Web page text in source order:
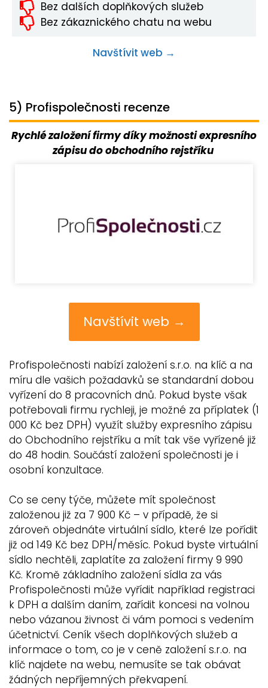
Bez dalších doplňkových služeb
Bez zákaznického chatu na webu
Navštívit web →
5) Profispolečnosti recenze
Rychlé založení firmy díky možnosti expresního
zápisu do obchodního rejstříku
Navštívit web →
Profispolečnosti nabízí založení s.r.o. na klíč a na
míru dle vašich požadavků se standardní dobou
vyřízení do 8 pracovních dnů. Pokud byste však
potřebovali firmu rychleji, je možné za příplatek (1
000 Kč bez DPH) využít služby expresního zápisu
do Obchodního rejstříku a mít tak vše vyřízené již
do 48 hodin. Součástí založení společnosti je i
osobní konzultace.
Co se ceny týče, můžete mít společnost
založenou již za 7 900 Kč – v případě, že si
zároveň objednáte virtuální sídlo, které lze pořídit
již od 149 Kč bez DPH/měsíc. Pokud byste virtuální
sídlo nechtěli, zaplatíte za založení firmy 9 990
Kč. Kromě základního založení sídla za vás
Profispolečnosti může vyřídit například registraci
k DPH a dalším daním, zařídit koncesi na volnou
nebo vázanou živnost či vám pomoci s vedením
účetnictví. Ceník všech doplňkových služeb a
informace o tom, co je v ceně založení s.r.o. na
klíč najdete na webu, nemusíte se tak obávat
žádných nepříjemných překvapení.